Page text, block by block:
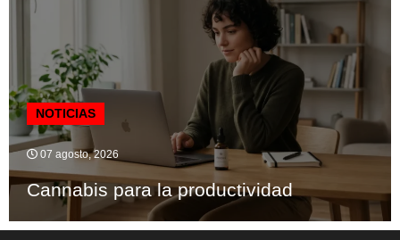
NOTICIAS
07 agosto, 2026
Cannabis para la productividad